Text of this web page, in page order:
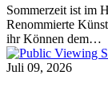
Sommerzeit ist im
Renommierte
ihr Können dem…
Juli 09, 2026